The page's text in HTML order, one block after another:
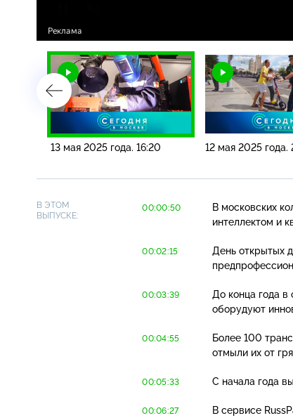
13 мая 2025 года. 16:20 12 мая 2025 года.
В ЭТОМ
ВЫПУСКЕ:
00:00:50
В московских
интеллектом и
00:02:15
День открытых
00:03:39 До конца года в
оборудуют
00:04:55
Более 100
отмыли их от
00:05:33 С начала года
00:06:27 В сервисе